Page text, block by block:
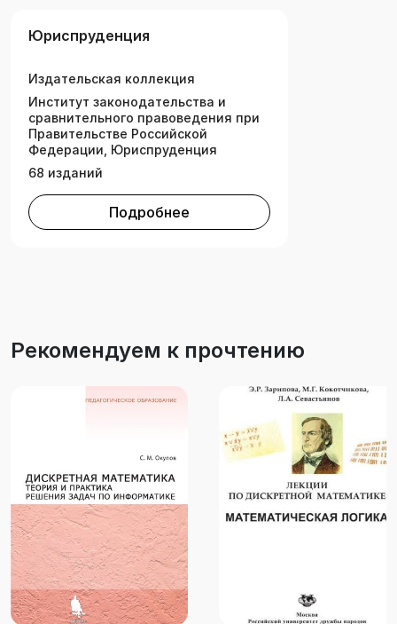
Юриспруденция
Издательская коллекция
Институт законодательства и
сравнительного правоведения при
Правительстве Российской
Федерации, Юриспруденция
68 изданий
Подробнее
Рекомендуем к прочтению